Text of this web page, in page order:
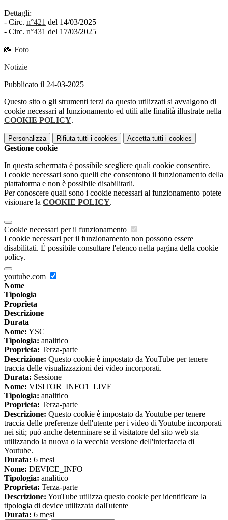
Dettagli:
- Circ. n°421 del 14/03/2025
- Circ. n°431 del 17/03/2025
📸 Foto
Notizie
Pubblicato il 24-03-2025
Questo sito o gli strumenti terzi da questo utilizzati si avvalgono di
cookie necessari al funzionamento ed utili alle finalità illustrate nella
COOKIE POLICY.
Personalizza Rifiuta tutti i cookies Accetta tutti i cookies
Gestione cookie
In questa schermata è possibile scegliere quali cookie consentire.
I cookie necessari sono quelli che consentono il funzionamento della
piattaforma e non è possibile disabilitarli.
Per conoscere quali sono i cookie necessari al funzionamento potete
visionare la COOKIE POLICY.
Cookie necessari per il funzionamento
I cookie necessari per il funzionamento non possono essere
disabilitati. È possibile consultare l'elenco nella pagina della cookie
policy.
youtube.com
Nome
Tipologia
Proprieta
Descrizione
Durata
Nome: YSC
Tipologia: analitico
Proprieta: Terza-parte
Descrizione: Questo cookie è impostato da YouTube per tenere
traccia delle visualizzazioni dei video incorporati.
Durata: Sessione
Nome: VISITOR_INFO1_LIVE
Tipologia: analitico
Proprieta: Terza-parte
Descrizione: Questo cookie è impostato da Youtube per tenere
traccia delle preferenze dell'utente per i video di Youtube incorporati
nei siti; può anche determinare se il visitatore del sito web sta
utilizzando la nuova o la vecchia versione dell'interfaccia di
Youtube.
Durata: 6 mesi
Nome: DEVICE_INFO
Tipologia: analitico
Proprieta: Terza-parte
Descrizione: YouTube utilizza questo cookie per identificare la
tipologia di device utilizzata dall'utente
Durata: 6 mesi